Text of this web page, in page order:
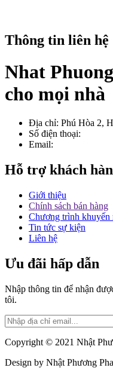
Thông tin liên hệ
Nhat
cho mọi nhà
Địa chỉ: Phú Hòa 2,
Số điện thoại:
Email:
Hỗ trợ khách
Giới thiệu
Chính sách bán hàng
Chương trình khuyến
Tin tức sự kiện
Liên hệ
Ưu đãi hấp dẫn
Nhập thông tin để nhận
tôi.
Copyright © 2021 Nhật
Design by Nhật Phương